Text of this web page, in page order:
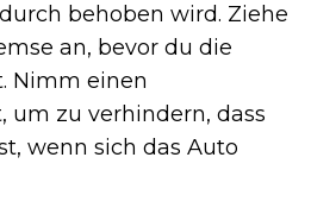
behoben wird. Ziehe
an, bevor du die
Nimm einen
um zu verhindern, dass
wenn sich das Auto